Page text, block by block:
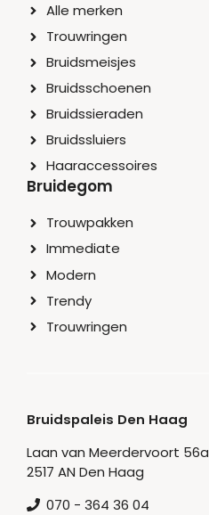
Alle merken
Trouwringen
Bruidsmeisjes
Bruidsschoenen
Bruidssieraden
Bruidssluiers
Haaraccessoires
Bruidegom
Trouwpakken
Immediate
Modern
Trendy
Trouwringen
Bruidspaleis Den Haag
Laan van Meerdervoort 56a
2517 AN Den Haag
070 - 364 36 04